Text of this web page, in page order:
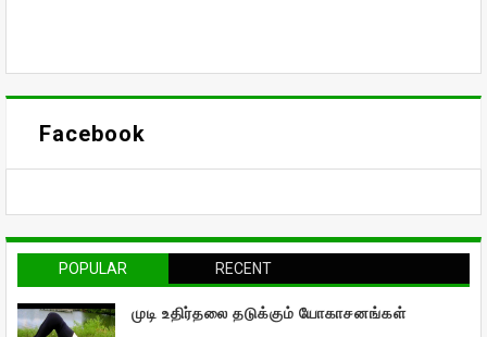
Facebook
POPULAR RECENT
முடி உதிர்தலை தடுக்கும் யோகாசனங்கள்